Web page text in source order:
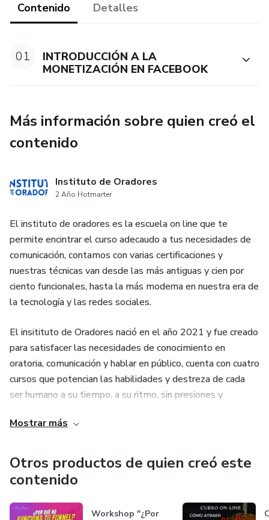
Contenido Detalles
01
INTRODUCCIÓN A LA
MONETIZACIÓN EN FACEBOOK
Más información sobre quien creó el
contenido
Instituto de Oradores
2 Año Hotmarter
El instituto de oradores es la escuela on line que te
permite encintrar el curso adecaudo a tus necesidades de
comunicación, contamos con varias certificaciones y
nuestras técnicas van desde las más antiguas y cien por
ciento funcionales, hasta la más moderna en nuestra era de
la tecnología y las redes sociales.
El insitituto de Oradores nació en el año 2021 y fue creado
para satisfacer las necesidades de conocimiento en
oratoria, comunicación y hablar en público, cuenta con cuatro
cursos que potencian las habilidades y destreza de cada
ser humano a su tiempo, a su ritmo, sin presiones y
familiar. Los cursos pueden ser tomados pre grabados o en
Mostrar más
Otros productos de quien creó este
contenido
Workshop "¿Por